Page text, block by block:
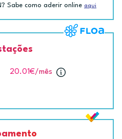
Sabe como aderir online aqui
20.01€/mês